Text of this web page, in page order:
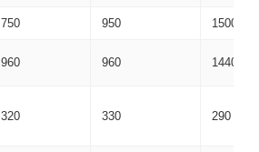
750 950 1500
960 960 1440
320 330 290